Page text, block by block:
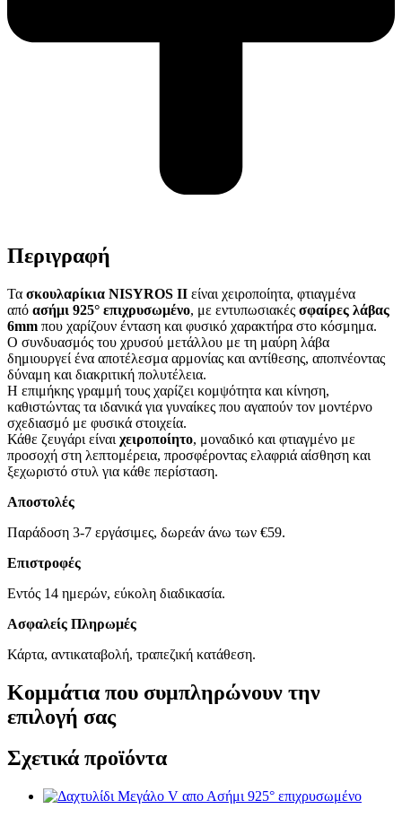
Περιγραφή
Τα σκουλαρίκια NISYROS II είναι χειροποίητα, φτιαγμένα
από ασήμι 925° επιχρυσωμένο, με εντυπωσιακές σφαίρες λάβας
6mm που χαρίζουν ένταση και φυσικό χαρακτήρα στο κόσμημα.
Ο συνδυασμός του χρυσού μετάλλου με τη μαύρη λάβα
δημιουργεί ένα αποτέλεσμα αρμονίας και αντίθεσης, αποπνέοντας
δύναμη και διακριτική πολυτέλεια.
Η επιμήκης γραμμή τους χαρίζει κομψότητα και κίνηση,
καθιστώντας τα ιδανικά για γυναίκες που αγαπούν τον μοντέρνο
σχεδιασμό με φυσικά στοιχεία.
Κάθε ζευγάρι είναι χειροποίητο, μοναδικό και φτιαγμένο με
προσοχή στη λεπτομέρεια, προσφέροντας ελαφριά αίσθηση και
ξεχωριστό στυλ για κάθε περίσταση.
Αποστολές
Παράδοση 3-7 εργάσιμες, δωρεάν άνω των €59.
Επιστροφές
Εντός 14 ημερών, εύκολη διαδικασία.
Ασφαλείς Πληρωμές
Κάρτα, αντικαταβολή, τραπεζική κατάθεση.
Κομμάτια που συμπληρώνουν την
επιλογή σας
Σχετικά προϊόντα